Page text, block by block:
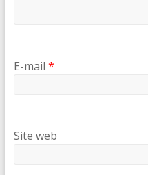
E-mail *
Site web